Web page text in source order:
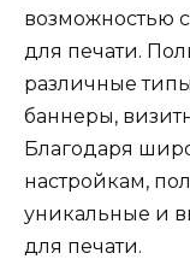
возможностью
для печати.
различные
баннеры,
Благодаря
настройкам,
уникальные и
для печати.